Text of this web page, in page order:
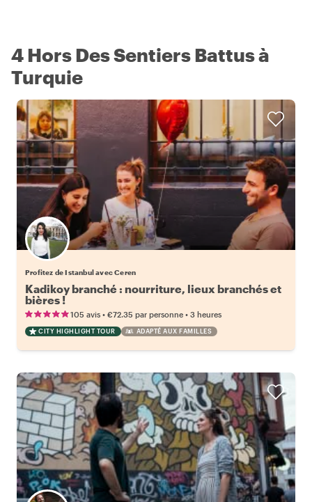
4 Hors Des Sentiers Battus à
Turquie
Profitez de Istanbul avec Ceren
Kadikoy branché : nourriture, lieux branchés et
bières !
105 avis • €72.35 par personne • 3 heures
CITY HIGHLIGHT TOUR ADAPTÉ AUX FAMILLES